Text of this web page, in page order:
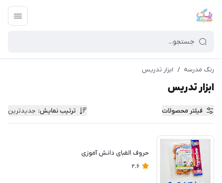
رنگ مدرسه / ابزار تدریس
ابزار تدریس
فیلتر محصولات ترتیب نمایش: جدیدترین
حروف الفبای دانش آموزی
2.6